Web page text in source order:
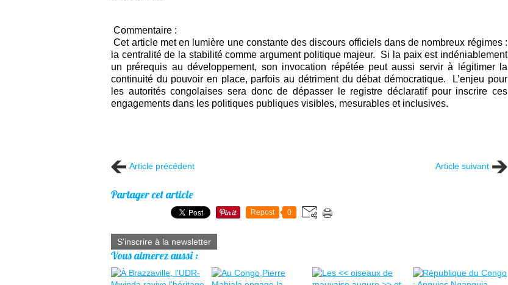
Commentaire :
Cet article met en lumière une constante des discours officiels dans de nombreux régimes :
la centralité de la stabilité comme argument politique majeur. Si la paix est indéniablement
un prérequis au développement, son invocation répétée peut aussi servir à légitimer la
continuité du pouvoir en place, parfois au détriment du débat démocratique. L’enjeu pour
les autorités congolaises sera donc de dépasser le registre déclaratif pour inscrire ces
engagements dans les politiques publiques visibles, mesurables et inclusives.
Article précédent Article suivant
Partager cet article
Repost 0
S'inscrire à la newsletter
Vous aimerez aussi :